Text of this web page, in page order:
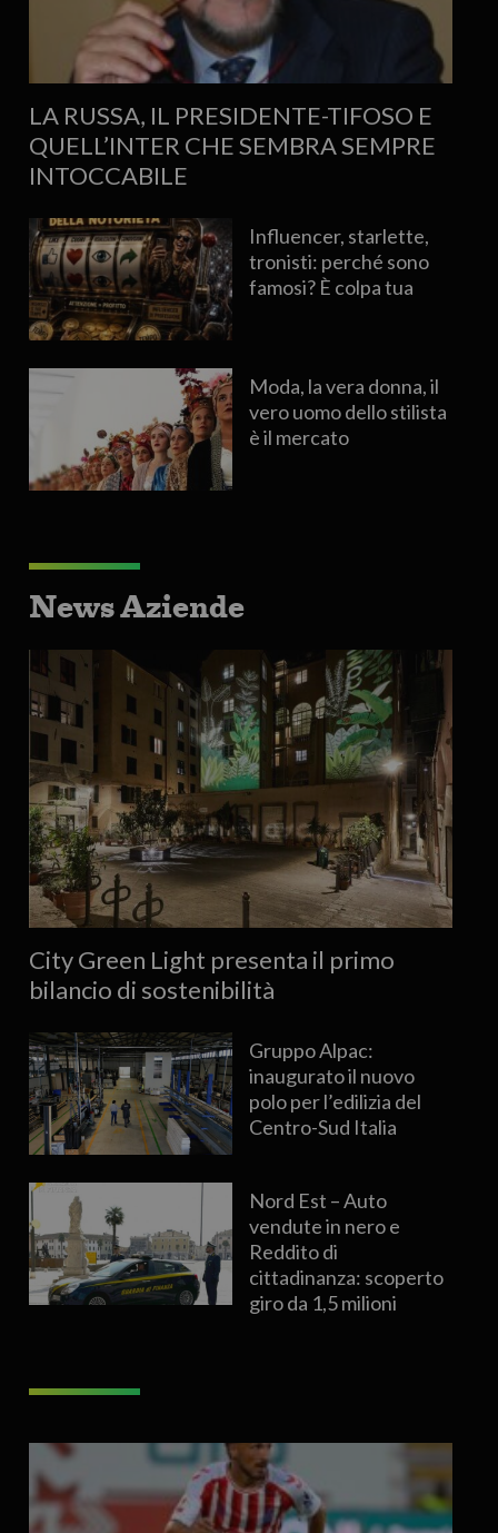
LA RUSSA, IL PRESIDENTE-TIFOSO E
QUELL’INTER CHE SEMBRA SEMPRE
INTOCCABILE
Influencer, starlette,
tronisti: perché sono
famosi? È colpa tua
Moda, la vera donna, il
vero uomo dello stilista
è il mercato
News Aziende
City Green Light presenta il primo
bilancio di sostenibilità
Gruppo Alpac:
inaugurato il nuovo
polo per l’edilizia del
Centro-Sud Italia
Nord Est – Auto
vendute in nero e
Reddito di
cittadinanza: scoperto
giro da 1,5 milioni